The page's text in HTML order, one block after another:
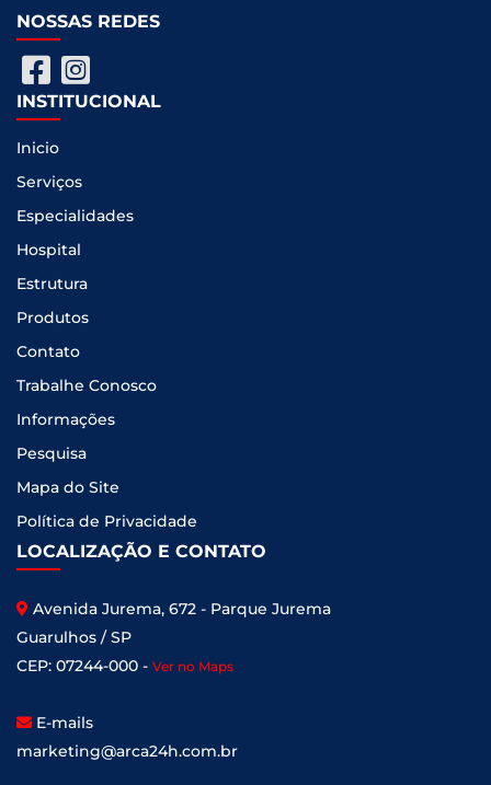
NOSSAS REDES
INSTITUCIONAL
Inicio
Serviços
Especialidades
Hospital
Estrutura
Produtos
Contato
Trabalhe Conosco
Informações
Pesquisa
Mapa do Site
Política de Privacidade
LOCALIZAÇÃO E CONTATO
Avenida Jurema, 672 - Parque Jurema
Guarulhos / SP
CEP: 07244-000 - Ver no Maps
E-mails
marketing@arca24h.com.br